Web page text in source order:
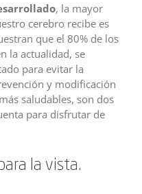
, la mayor
cerebro recibe es
que el 80% de los
la actualidad, se
para evitar la
y modificación
saludables, son dos
para disfrutar de
la vista.